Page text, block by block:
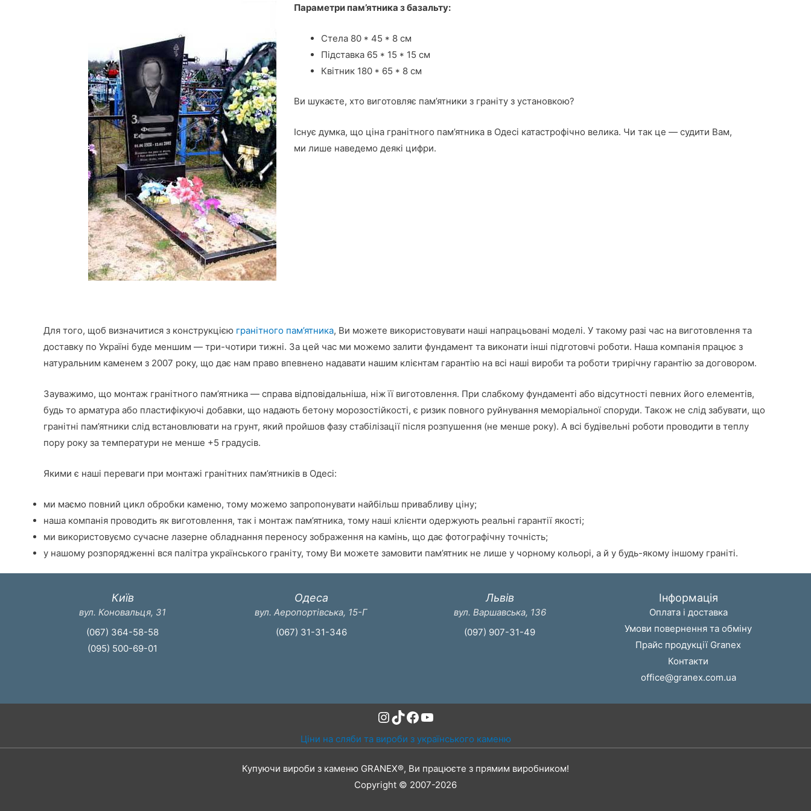
Параметри пам’ятника з базальту:
Стела 80 * 45 * 8 см
Підставка 65 * 15 * 15 см
Квітник 180 * 65 * 8 см
Ви шукаєте, хто виготовляє пам’ятники з граніту з установкою?
Існує думка, що ціна гранітного пам’ятника в Одесі катастрофічно велика. Чи так це — судити Вам,
ми лише наведемо деякі цифри.
Для того, щоб визначитися з конструкцією гранітного пам’ятника, Ви можете використовувати наші напрацьовані моделі. У такому разі час на виготовлення та
доставку по Україні буде меншим — три-чотири тижні. За цей час ми можемо залити фундамент та виконати інші підготовчі роботи. Наша компанія працює з
натуральним каменем з 2007 року, що дає нам право впевнено надавати нашим клієнтам гарантію на всі наші вироби та роботи трирічну гарантію за договором.
Зауважимо, що монтаж гранітного пам’ятника — справа відповідальніша, ніж її виготовлення. При слабкому фундаменті або відсутності певних його елементів,
будь то арматура або пластифікуючі добавки, що надають бетону морозостійкості, є ризик повного руйнування меморіальної споруди. Також не слід забувати, що
гранітні пам’ятники слід встановлювати на грунт, який пройшов фазу стабілізації після розпушення (не менше року). А всі будівельні роботи проводити в теплу
пору року за температури не менше +5 градусів.
Якими є наші переваги при монтажі гранітних пам’ятників в Одесі:
ми маємо повний цикл обробки каменю, тому можемо запропонувати найбільш привабливу ціну;
наша компанія проводить як виготовлення, так і монтаж пам’ятника, тому наші клієнти одержують реальні гарантії якості;
ми використовуємо сучасне лазерне обладнання переносу зображення на камінь, що дає фотографічну точність;
у нашому розпорядженні вся палітра українського граніту, тому Ви можете замовити пам’ятник не лише у чорному кольорі, а й у будь-якому іншому граніті.
Київ
вул. Коновальця, 31
(067) 364-58-58
(095) 500-69-01
Одеса
вул. Аеропортівська, 15-Г
(067) 31-31-346
Львів
вул. Варшавська, 136
(097) 907-31-49
Інформація
Оплата і доставка
Умови повернення та обміну
Прайс продукції Granex
Контакти
office@granex.com.ua
Instagram
TikTok
Facebook
YouTube
Ціни на сляби та вироби з українського каменю
Купуючи вироби з каменю GRANEX®, Ви працюєте з прямим виробником!
Copyright © 2007-2026